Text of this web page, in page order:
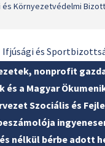
Környezetvédelmi
Ifjúsági és
nonprofit
és a Magyar
Szociális és
nélkül bérbe adott